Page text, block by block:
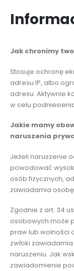
Jak chronimy
Stosuje ochronę
adresu IP, albo
adresu. Aktywnie
w celu
Jakie mamy
naruszenia
Jeżeli naruszenie
powodować
osób fizycznych,
zawiadamia
Zgodnie z art. 34
osobowych może
praw lub wolności
zwłoki
naruszeniu. Jak
zawiadomienie